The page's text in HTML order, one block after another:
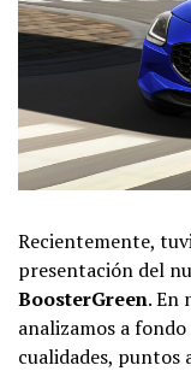
Recientemente,
presentación del
BoosterGreen. En
analizamos a
cualidades, puntos